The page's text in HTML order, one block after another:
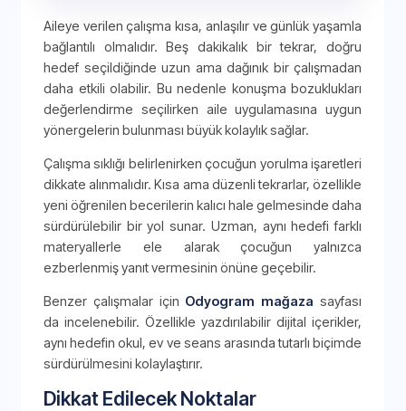
Aileye verilen çalışma kısa, anlaşılır ve günlük yaşamla
bağlantılı olmalıdır. Beş dakikalık bir tekrar, doğru
hedef seçildiğinde uzun ama dağınık bir çalışmadan
daha etkili olabilir. Bu nedenle konuşma bozuklukları
değerlendirme seçilirken aile uygulamasına uygun
yönergelerin bulunması büyük kolaylık sağlar.
Çalışma sıklığı belirlenirken çocuğun yorulma işaretleri
dikkate alınmalıdır. Kısa ama düzenli tekrarlar, özellikle
yeni öğrenilen becerilerin kalıcı hale gelmesinde daha
sürdürülebilir bir yol sunar. Uzman, aynı hedefi farklı
materyallerle ele alarak çocuğun yalnızca
ezberlenmiş yanıt vermesinin önüne geçebilir.
Benzer çalışmalar için Odyogram mağaza sayfası
da incelenebilir. Özellikle yazdırılabilir dijital içerikler,
aynı hedefin okul, ev ve seans arasında tutarlı biçimde
sürdürülmesini kolaylaştırır.
Dikkat Edilecek Noktalar